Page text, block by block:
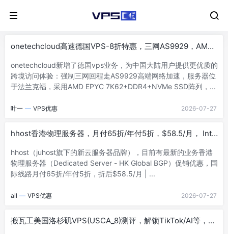
onetechcloud高速德国VPS-8折特惠，三网AS9929，AMD
onetechcloud新增了德国vps业务，为中国大陆用户提供更优质的
跨境访问体验：强制三网回程走AS9929高端网络加速，服务器位
于法兰克福，采用AMD EPYC 7K62+DDR4+NVMe SSD阵列，...
叶一 — VPS优惠 2026-07-27
hhost香港物理服务器，月付65折/年付5折，$58.5/月， Intel
hhost（juhost旗下的新云服务器品牌），目前有最新的业务香港
物理服务器（Dedicated Server - HK Global BGP）促销优惠，国
际线路月付65折/年付5折，折后$58.5/月 | ...
all — VPS优惠 2026-07-27
搬瓦工美国洛杉矶VPS(USCA_8)测评，解锁TikTok/AI等，网